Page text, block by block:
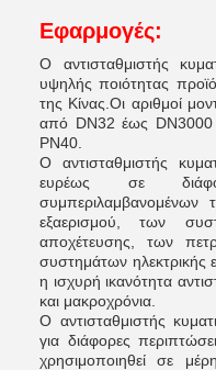
Εφαρμογές:
Ο αντισταθμιστής
υψηλής ποιότητας
της Κίνας.Οι αριθμοί
από DN32 έως DN3000
PN40.
Ο αντισταθμιστής
ευρέως σε
εξαερισμού, των
αποχέτευσης, των
συστημάτων ηλεκτρικής
η ισχυρή ικανότητα
και μακροχρόνια.
Ο αντισταθμιστής
για διάφορες
χρησιμοποιηθεί σε